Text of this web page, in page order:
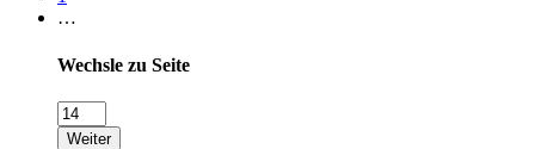
…
Wechsle zu Seite
Weiter